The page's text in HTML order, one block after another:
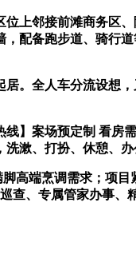
邻接前滩商务区
配备跑步道、骑行
全人车分流设想，
案场预定制 看房
漱、打扮、休憩、办
端烹调需求；项目
查、专属管家办事